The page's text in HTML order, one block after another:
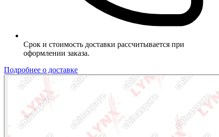
Срок и стоимость доставки рассчитывается при
оформлении заказа.
Подробнее о доставке